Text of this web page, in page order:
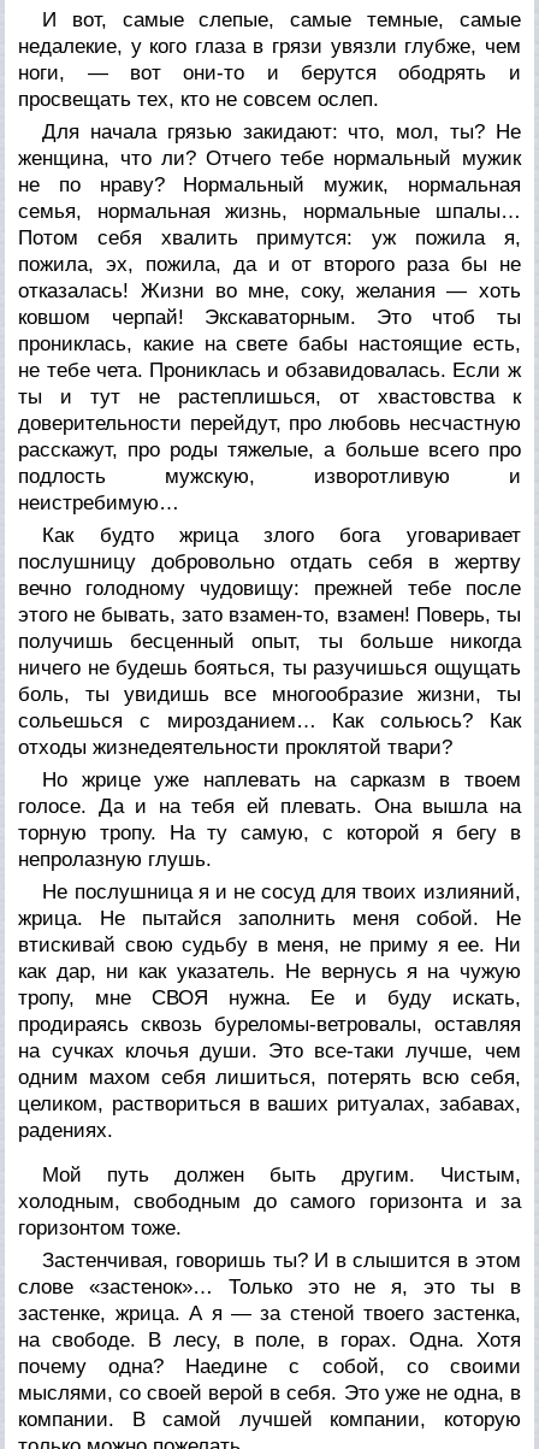
И вот, самые слепые, самые темные, самые
недалекие, у кого глаза в грязи увязли глубже, чем
ноги, — вот они-то и берутся ободрять и
просвещать тех, кто не совсем ослеп.
Для начала грязью закидают: что, мол, ты? Не
женщина, что ли? Отчего тебе нормальный мужик
не по нраву? Нормальный мужик, нормальная
семья, нормальная жизнь, нормальные шпалы…
Потом себя хвалить примутся: уж пожила я,
пожила, эх, пожила, да и от второго раза бы не
отказалась! Жизни во мне, соку, желания — хоть
ковшом черпай! Экскаваторным. Это чтоб ты
прониклась, какие на свете бабы настоящие есть,
не тебе чета. Прониклась и обзавидовалась. Если ж
ты и тут не растеплишься, от хвастовства к
доверительности перейдут, про любовь несчастную
расскажут, про роды тяжелые, а больше всего про
подлость мужскую, изворотливую и
неистребимую…
Как будто жрица злого бога уговаривает
послушницу добровольно отдать себя в жертву
вечно голодному чудовищу: прежней тебе после
этого не бывать, зато взамен-то, взамен! Поверь, ты
получишь бесценный опыт, ты больше никогда
ничего не будешь бояться, ты разучишься ощущать
боль, ты увидишь все многообразие жизни, ты
сольешься с мирозданием… Как сольюсь? Как
отходы жизнедеятельности проклятой твари?
Но жрице уже наплевать на сарказм в твоем
голосе. Да и на тебя ей плевать. Она вышла на
торную тропу. На ту самую, с которой я бегу в
непролазную глушь.
Не послушница я и не сосуд для твоих излияний,
жрица. Не пытайся заполнить меня собой. Не
втискивай свою судьбу в меня, не приму я ее. Ни
как дар, ни как указатель. Не вернусь я на чужую
тропу, мне СВОЯ нужна. Ее и буду искать,
продираясь сквозь буреломы-ветровалы, оставляя
на сучках клочья души. Это все-таки лучше, чем
одним махом себя лишиться, потерять всю себя,
целиком, раствориться в ваших ритуалах, забавах,
радениях.
Мой путь должен быть другим. Чистым,
холодным, свободным до самого горизонта и за
горизонтом тоже.
Застенчивая, говоришь ты? И в слышится в этом
слове «застенок»… Только это не я, это ты в
застенке, жрица. А я — за стеной твоего застенка,
на свободе. В лесу, в поле, в горах. Одна. Хотя
почему одна? Наедине с собой, со своими
мыслями, со своей верой в себя. Это уже не одна, в
компании. В самой лучшей компании, которую